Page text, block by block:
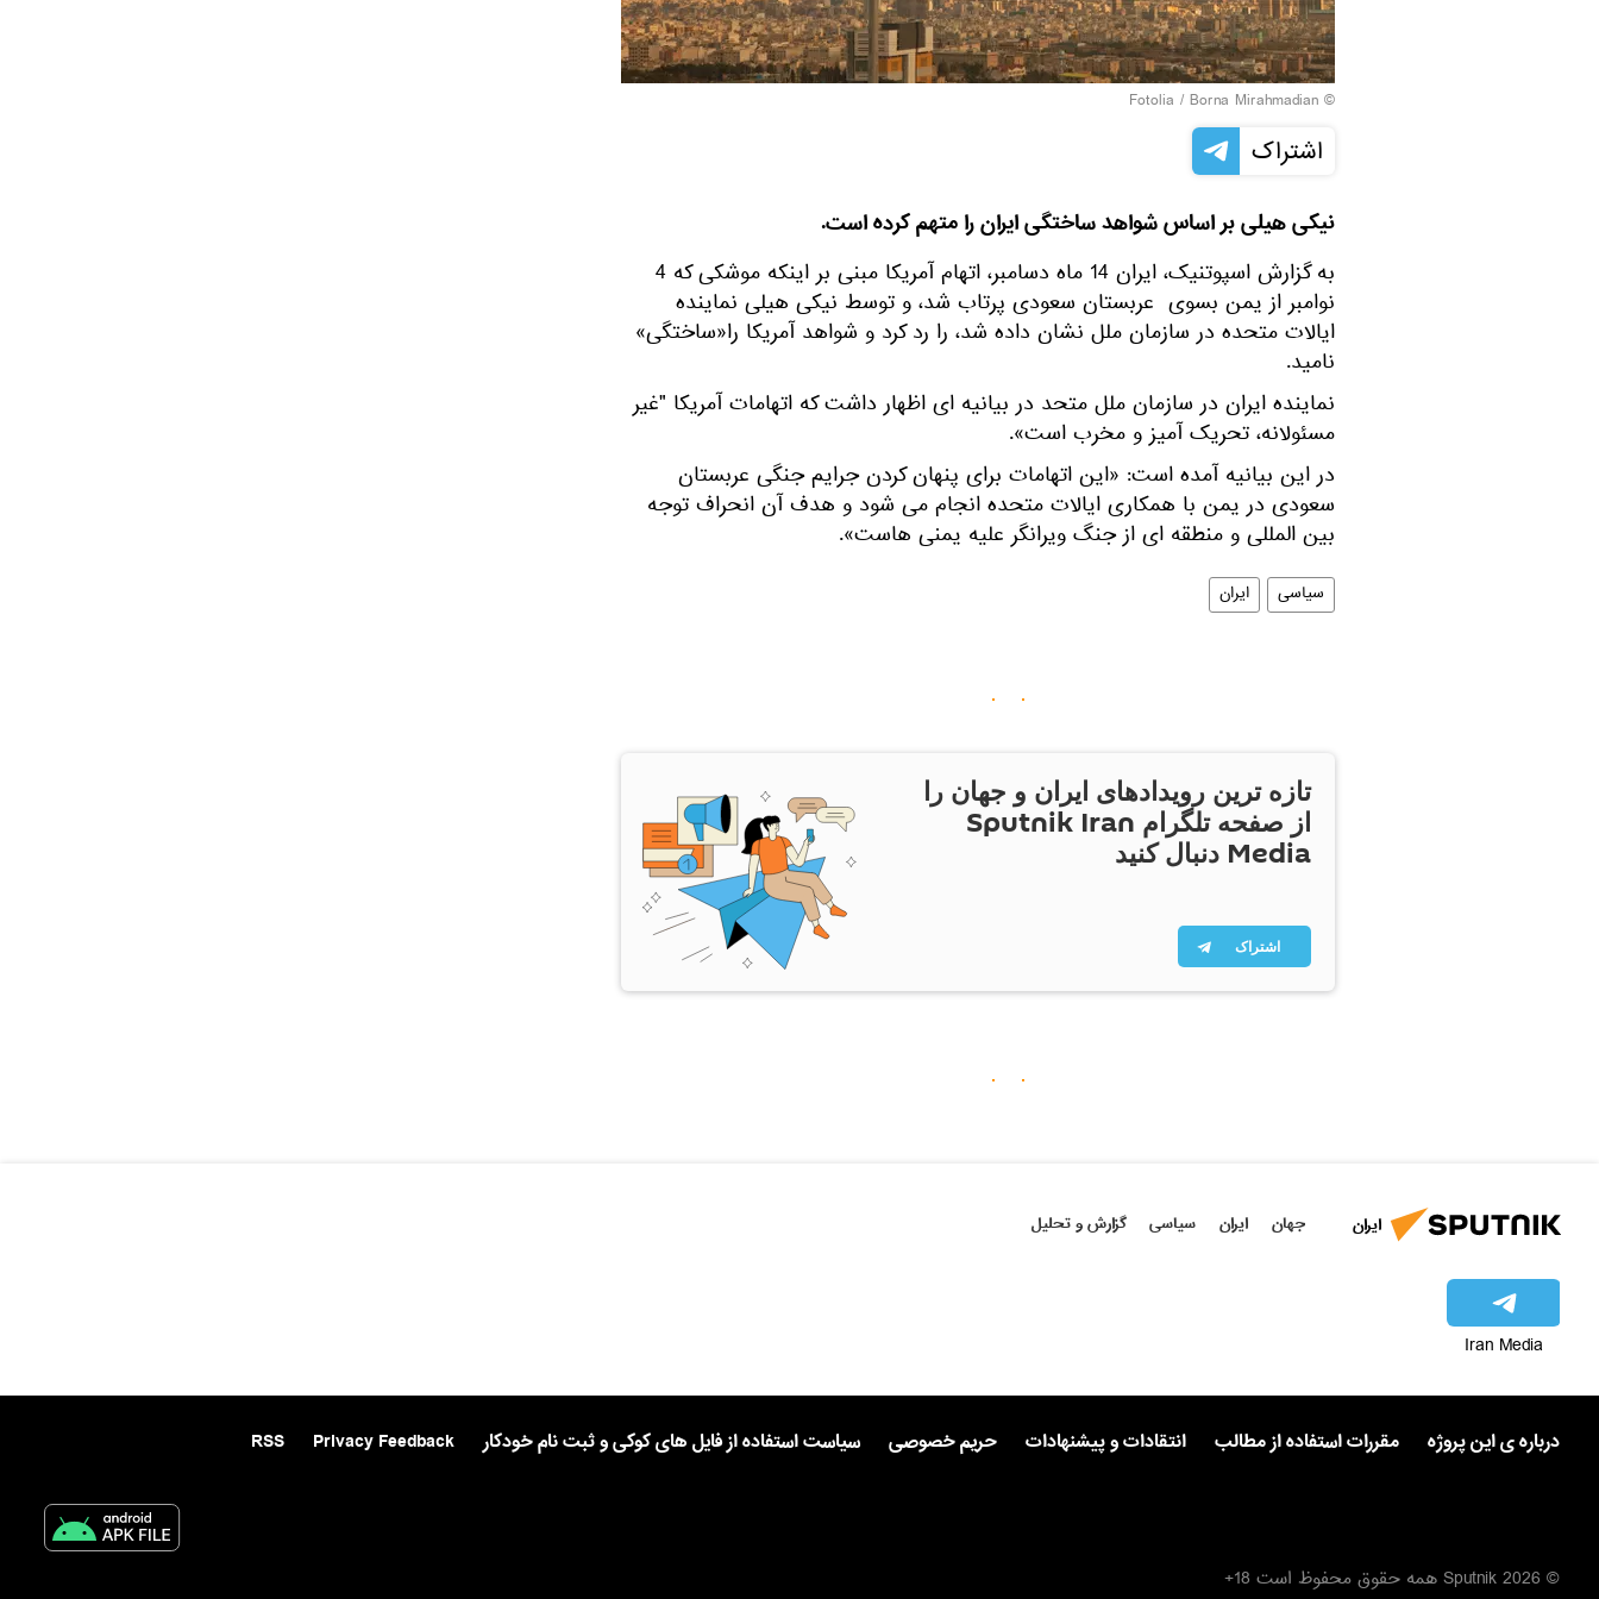
©
Fotolia / Borna Mirahmadian
اشتراک
نیکی هیلی بر اساس شواهد ساختگی ایران را متهم کرده است.
به گزارش اسپوتنیک، ایران 14 ماه دسامبر، اتهام آمریكا مبنی بر اینكه موشكی که 4
نوامبر از یمن بسوی عربستان سعودی پرتاب شد، و توسط نیکی هیلی نماینده
ایالات متحده در سازمان ملل نشان داده شد، را رد کرد و شواهد آمریکا را«ساختگی»
نامید.
نماینده ایران در سازمان ملل متحد در بیانیه ای اظهار داشت که اتهامات آمریكا "غیر
مسئولانه، تحریک آمیز و مخرب است».
در این بیانیه آمده است: «این اتهامات برای پنهان کردن جرایم جنگی عربستان
سعودی در یمن با همکاری ایالات متحده انجام می شود و هدف آن انحراف توجه
بین المللی و منطقه ای از جنگ ویرانگر علیه یمنی هاست».
سیاسی ایران
تازه ترین رویدادهای ایران و جهان را
از صفحه تلگرام Sputnik Iran
Media دنبال کنید
اشتراک
ایران جهان ایران سیاسی گزارش و تحلیل
Iran Media
درباره ی این پروژه مقررات استفاده از مطالب انتقادات و پیشنهادات حریم خصوصی سیاست استفاده از فایل های کوکی و ثبت نام خودکار Privacy Feedback
RSS
© 2026 Sputnik همه حقوق محفوظ است 18+